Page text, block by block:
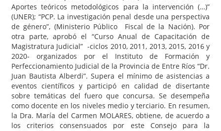
Aportes teóricos metodológicos para la intervención (…)”
(UNER); “PCP. La investigación penal desde una perspectiva
de género”, (Ministerio Público Fiscal de la Nación). Por
otra parte, aprobó el “Curso Anual de Capacitación de
Magistratura Judicial” -ciclos 2010, 2011, 2013, 2015, 2016 y
2020- organizados por el Instituto de Formación y
Perfeccionamiento Judicial de la Provincia de Entre Ríos “Dr.
Juan Bautista Alberdi”. Supera el mínimo de asistencias a
eventos científicos y participó en calidad de disertante
sobre temáticas del fuero que concursa. Se desempeña
como docente en los niveles medio y terciario. En resumen,
la Dra. María del Carmen MOLARES, obtiene, de acuerdo a
los criterios consensuados por este Consejo para la